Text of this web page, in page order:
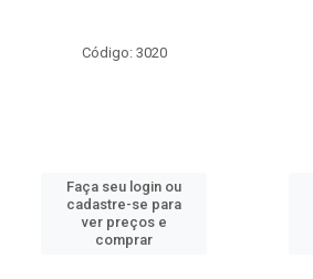
Código: 3020
Faça seu login ou
cadastre-se para
ver preços e
comprar